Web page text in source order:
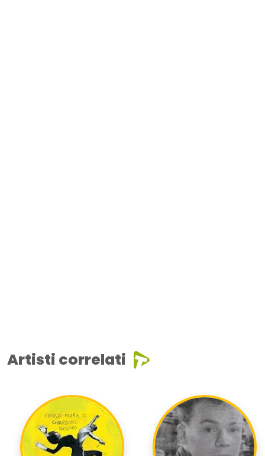
Artisti correlati